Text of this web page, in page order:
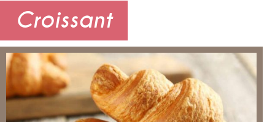
Croissant